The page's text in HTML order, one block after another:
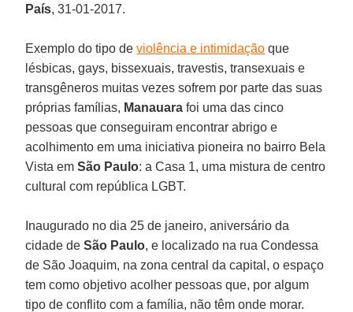
País, 31-01-2017.
Exemplo do tipo deviolência e intimidação que
lésbicas, gays, bissexuais, travestis, transexuais e
transgêneros muitas vezes sofrem por parte das suas
próprias famílias, Manauara foi uma das cinco
pessoas que conseguiram encontrar abrigo e
acolhimento em uma iniciativa pioneira no bairro Bela
Vista em São Paulo: a Casa 1, uma mistura de centro
cultural com república LGBT.
Inaugurado no dia 25 de janeiro, aniversário da
cidade deSão Paulo, e localizado na rua Condessa
de São Joaquim, na zona central da capital, o espaço
tem como objetivo acolher pessoas que, por algum
tipo de conflito com a família, não têm onde morar.